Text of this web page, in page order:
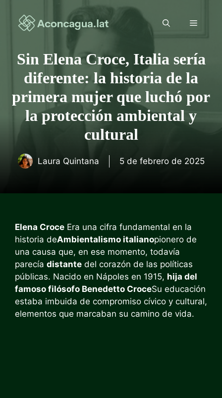
contenido
Menú
Sin Elena Croce, Italia sería
diferente: la historia de la
primera mujer que luchó por
la protección ambiental y
cultural
Laura Quintana 5 de febrero de 2025
Elena Croce Era una cifra fundamental en la
historia deAmbientalismo italianopionero de
una causa que, en ese momento, todavía
parecía distante del corazón de las políticas
públicas. Nacido en Nápoles en 1915, hija del
famoso filósofo Benedetto CroceSu educación
estaba imbuida de compromiso cívico y cultural,
elementos que marcaban su camino de vida.